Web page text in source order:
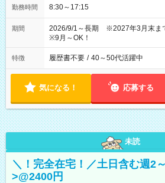
勤務時間 8:30～17:15
期間
2026/9/1～長期 ※2027年3月末ま
※9月～OK！
特徴 履歴書不要 / 40～50代活躍中
気になる！ 応募する
未読
＼！完全在宅！／土日含む週2
>@2400円